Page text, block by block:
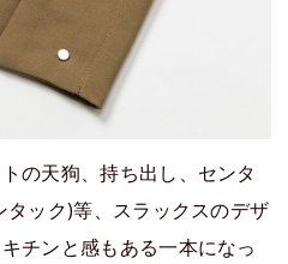
の天狗、持ち出し、センタ
ック)等、スラックスのデザ
チンと感もある一本になっ